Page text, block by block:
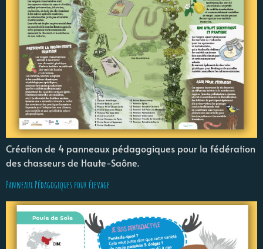
Création de 4 panneaux pédagogiques pour la fédération
des chasseurs de Haute-Saône.
Panneaux Pédagogiques pour élevage